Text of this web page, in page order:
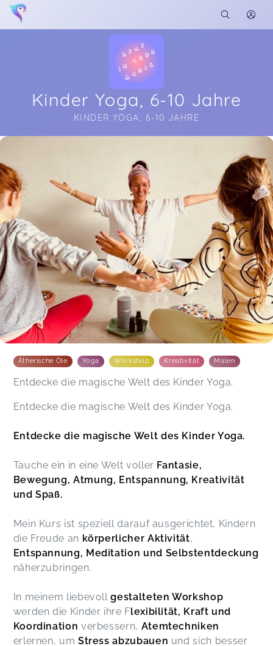
Kinder Yoga, 6-10 Jahre
KINDER YOGA, 6-10 JAHRE
Ätherische Öle Yoga Workshop Kreativität Malen
Entdecke die magische Welt des Kinder Yoga.
Entdecke die magische Welt des Kinder Yoga.
Entdecke die magische Welt des Kinder Yoga.
Tauche ein in eine Welt voller Fantasie,
Bewegung, Atmung, Entspannung, Kreativität
und Spaß.
Mein Kurs ist speziell darauf ausgerichtet, Kindern
die Freude an körperlicher Aktivität,
Entspannung, Meditation und Selbstentdeckung
näherzubringen.
In meinem liebevollgestalteten Workshop
werden die Kinder ihre Flexibilität, Kraft und
Koordination verbessern, Atemtechniken
erlernen, um Stress abzubauen und sich besser